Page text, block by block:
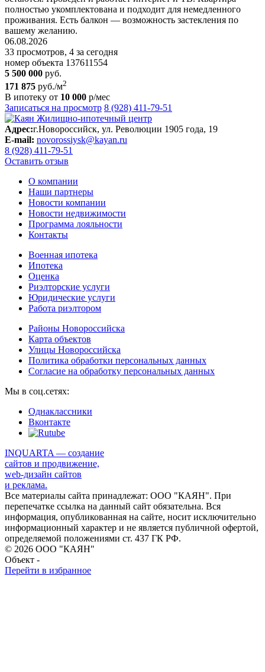
полностью укомплектована и подходит для немедленного
проживания. Есть балкон — возможность застекления по
вашему желанию.
06.08.2026
33 просмотров, 4 за сегодня
номер объекта 137611554
5 500 000 руб.
171 875 руб./м2
В ипотеку от 10 000 р/мес
Записаться на просмотр 8 (928) 411-79-51
Адрес:г.Новороссийск, ул. Революции 1905 года, 19
E-mail: novorossiysk@kayan.ru
8 (928) 411-79-51
Оставить отзыв
О компании
Наши партнеры
Новости компании
Новости недвижимости
Программа лояльности
Контакты
Военная ипотека
Ипотека
Оценка
Риэлторские услуги
Юридические услуги
Работа риэлтором
Районы Новороссийска
Карта объектов
Улицы Новороссийска
Политика обработки персональных данных
Согласие на обработку персональных данных
Мы в соц.сетях:
Однаклассники
Вконтакте
INQUARTA — создание
сайтов и продвижение,
web-дизайн сайтов
и реклама.
Все материалы сайта принадлежат: ООО "КАЯН". При
перепечатке ссылка на данный сайт обязательна. Вся
информация, опубликованная на сайте, носит исключительно
информационный характер и не является публичной офертой,
определяемой положениями ст. 437 ГК РФ.
© 2026 ООО "КАЯН"
Объект -
Перейти в избранное